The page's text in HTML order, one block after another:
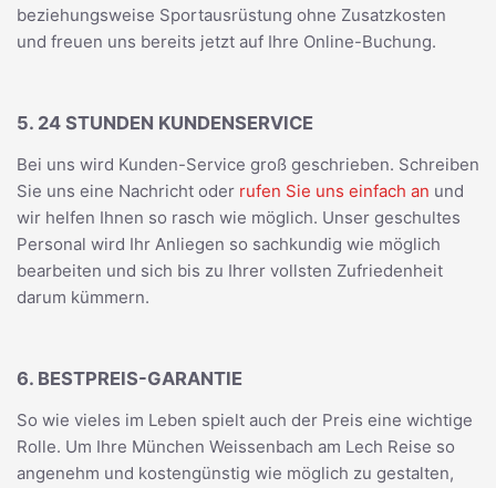
beziehungsweise Sportausrüstung ohne Zusatzkosten
und freuen uns bereits jetzt auf Ihre Online-Buchung.
5. 24 STUNDEN KUNDENSERVICE
Bei uns wird Kunden-Service groß geschrieben. Schreiben
Sie uns eine Nachricht oder rufen Sie uns einfach an und
wir helfen Ihnen so rasch wie möglich. Unser geschultes
Personal wird Ihr Anliegen so sachkundig wie möglich
bearbeiten und sich bis zu Ihrer vollsten Zufriedenheit
darum kümmern.
6. BESTPREIS-GARANTIE
So wie vieles im Leben spielt auch der Preis eine wichtige
Rolle. Um Ihre München Weissenbach am Lech Reise so
angenehm und kostengünstig wie möglich zu gestalten,